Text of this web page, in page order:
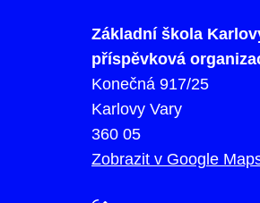
Základní škola
příspěvková
Konečná 917/25
Karlovy Vary
360 05
Zobrazit v Google